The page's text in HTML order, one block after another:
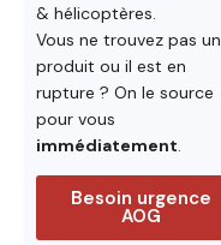
& hélicoptères.
Vous ne trouvez pas un
produit ou il est en
rupture ? On le source
pour vous
immédiatement.
Besoin urgence
AOG